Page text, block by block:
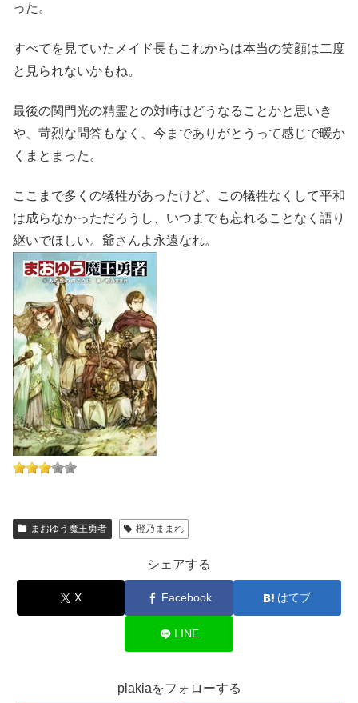
った。
すべてを見ていたメイド長もこれからは本当の笑顔は二度
と見られないかもね。
最後の関門光の精霊との対峙はどうなることかと思いき
や、苛烈な問答もなく、今までありがとうって感じで暖か
くまとまった。
ここまで多くの犠牲があったけど、この犠牲なくして平和
は成らなかっただろうし、いつまでも忘れることなく語り
継いでほしい。爺さんよ永遠なれ。
まおゆう魔王勇者 橙乃ままれ
シェアする
X Facebook はてブ
LINE
plakiaをフォローする